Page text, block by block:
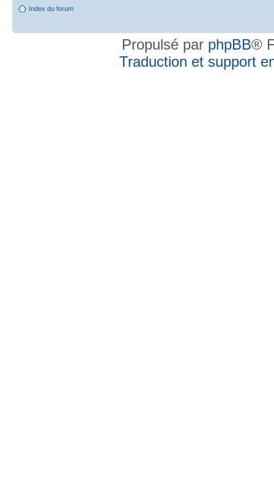
Index du forum
Propulsé par phpBB®
Traduction et support